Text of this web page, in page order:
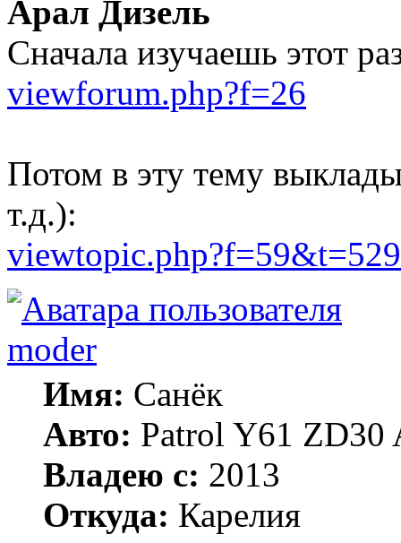
Арал Дизель
Сначала изучаешь этот
viewforum.php?f=26
Потом в эту тему
т.д.):
viewtopic.php?f=59&t=529
moder
Имя: Санёк
Авто: Patrol Y61 ZD30
Владею с: 2013
Откуда: Карелия